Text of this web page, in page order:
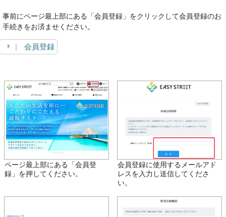
事前にページ最上部にある「会員登録」をクリックして会員登録のお
手続きをお済ませください。
会員登録
ページ最上部にある「会員登
録」を押してください。
会員登録に使用するメールアド
レスを入力し送信してくださ
い。